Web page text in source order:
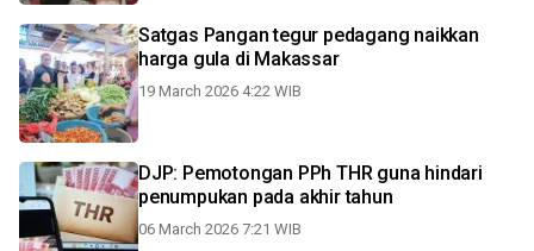
Satgas Pangan tegur pedagang naikkan
harga gula di Makassar
19 March 2026 4:22 WIB
DJP: Pemotongan PPh THR guna hindari
penumpukan pada akhir tahun
06 March 2026 7:21 WIB